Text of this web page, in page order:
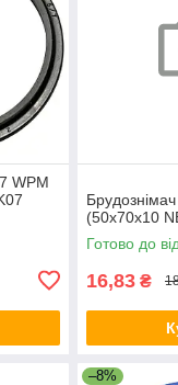
WPM
(50х70х10
Готово до
16,83 ₴
–8%